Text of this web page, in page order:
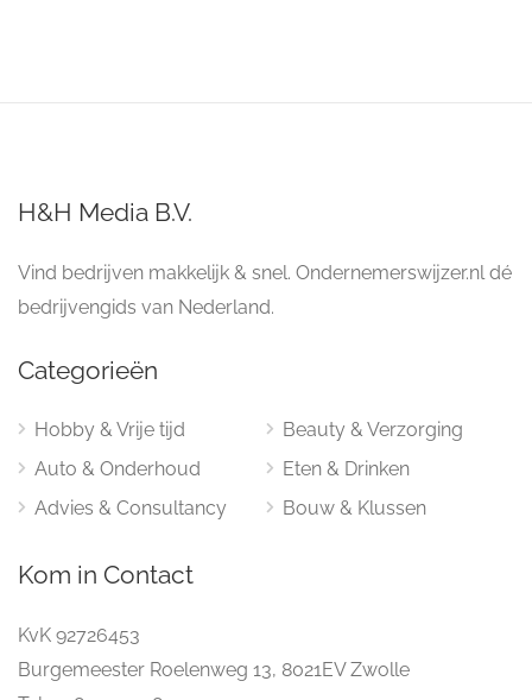
H&H Media B.V.
Vind bedrijven makkelijk & snel. Ondernemerswijzer.nl dé
bedrijvengids van Nederland.
Categorieën
Hobby & Vrije tijd
Auto & Onderhoud
Advies & Consultancy
Beauty & Verzorging
Eten & Drinken
Bouw & Klussen
Kom in Contact
KvK 92726453
Burgemeester Roelenweg 13, 8021EV Zwolle